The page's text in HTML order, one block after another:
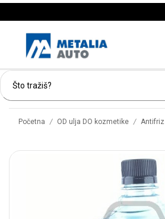
Početna / OD ulja DO kozmetike / Antifriz